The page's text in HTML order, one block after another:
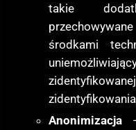
takie
środkami
Anonimizacja